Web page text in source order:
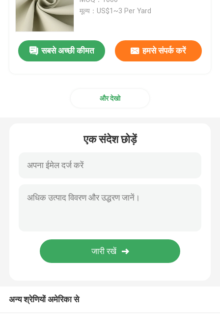
मूल्य：US$1~3 Per Yard
सबसे अच्छी कीमत हमसे संपर्क करें
और देखो
एक संदेश छोड़ें
अन्य श्रेणियों अमेरिका से